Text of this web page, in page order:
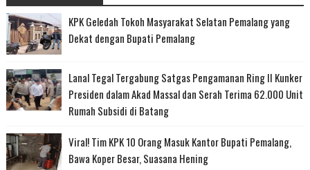
KPK Geledah Tokoh Masyarakat Selatan Pemalang yang
Dekat dengan Bupati Pemalang
Lanal Tegal Tergabung Satgas Pengamanan Ring II Kunker
Presiden dalam Akad Massal dan Serah Terima 62.000 Unit
Rumah Subsidi di Batang
Viral! Tim KPK 10 Orang Masuk Kantor Bupati Pemalang,
Bawa Koper Besar, Suasana Hening